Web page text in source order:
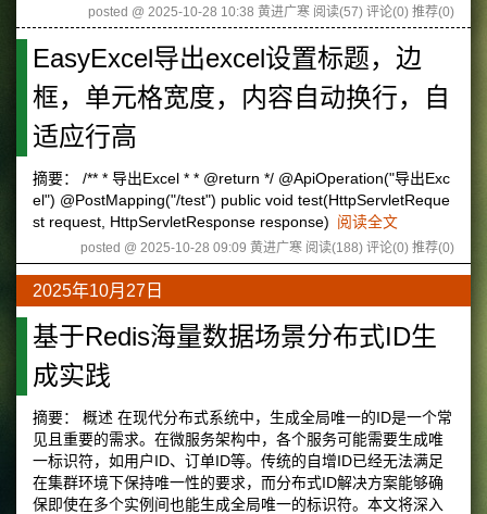
posted @ 2025-10-28 10:38 黄进广寒 阅读(57) 评论(0) 推荐(0)
EasyExcel导出excel设置标题，边
框，单元格宽度，内容自动换行，自
适应行高
摘要： /** * 导出Excel * * @return */ @ApiOperation("导出Exc
el") @PostMapping("/test") public void test(HttpServletReque
st request, HttpServletResponse response) 阅读全文
posted @ 2025-10-28 09:09 黄进广寒 阅读(188) 评论(0) 推荐(0)
2025年10月27日
基于Redis海量数据场景分布式ID生
成实践
摘要： 概述 在现代分布式系统中，生成全局唯一的ID是一个常
见且重要的需求。在微服务架构中，各个服务可能需要生成唯
一标识符，如用户ID、订单ID等。传统的自增ID已经无法满足
在集群环境下保持唯一性的要求，而分布式ID解决方案能够确
保即使在多个实例间也能生成全局唯一的标识符。本文将深入